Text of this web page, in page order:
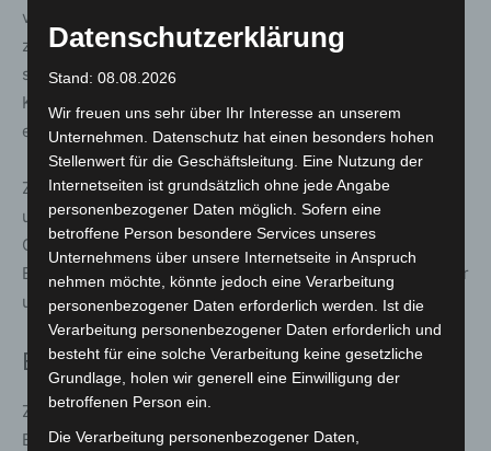
vor Schulen, Kindergärten und Kindertagesstätten mit
zusätzlichen Hinweisschildern zu versehen. Vorgesehen
sind dabei Zeitangaben wie „Mo – Fr, 07.00 – 17.00 h“ in
Kombination mit entsprechenden Zusatzzeichen, die auf
eine Schule oder einen Kindergarten hinweisen.
Ziel ist es, die Regelungen verständlicher zu gestalten
und die Einhaltung der
Geschwindigkeitsbeschränkungen zu fördern. Die
Begrenzungen sollen vor allem dann gelten, wenn Kinder
und Jugendliche tatsächlich vor Ort unterwegs sind.
Einordnung
Zeitlich begrenzte Tempo-30-Regelungen vor
Bildungseinrichtungen werden in vielen Kommunen
Datenschutzerklärung
Stand: 08.08.2026
Wir freuen uns sehr über Ihr Interesse an unserem
Unternehmen. Datenschutz hat einen besonders hohen
Stellenwert für die Geschäftsleitung. Eine Nutzung der
Internetseiten ist grundsätzlich ohne jede Angabe
personenbezogener Daten möglich. Sofern eine
betroffene Person besondere Services unseres
Unternehmens über unsere Internetseite in Anspruch
nehmen möchte, könnte jedoch eine Verarbeitung
personenbezogener Daten erforderlich werden. Ist die
Verarbeitung personenbezogener Daten erforderlich und
besteht für eine solche Verarbeitung keine gesetzliche
Grundlage, holen wir generell eine Einwilligung der
betroffenen Person ein.
Die Verarbeitung personenbezogener Daten,